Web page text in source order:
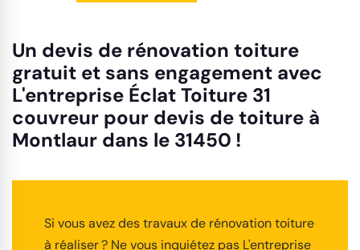
Un devis de rénovation toiture
gratuit et sans engagement avec
L'entreprise Éclat Toiture 31
couvreur pour devis de toiture à
Montlaur dans le 31450 !
Si vous avez des travaux de rénovation toiture
à réaliser ? Ne vous inquiétez pas L'entreprise